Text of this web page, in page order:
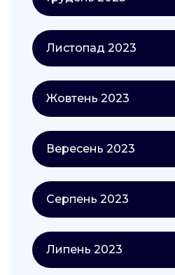
Листопад 2023
Жовтень 2023
Вересень 2023
Серпень 2023
Липень 2023